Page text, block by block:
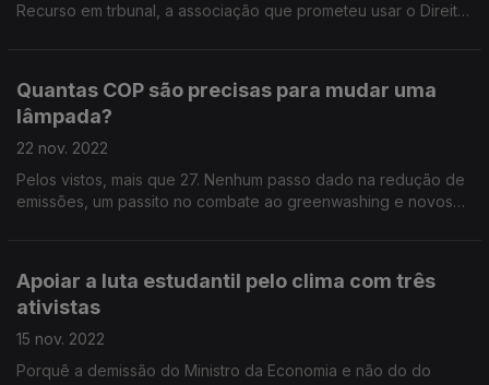
Recurso em trbunal, a associação que prometeu usar o Direito
Quantas COP são precisas para mudar uma
lâmpada?
22 nov. 2022
Pelos vistos, mais que 27. Nenhum passo dado na redução de
emissões, um passito no combate ao greenwashing e novos
Apoiar a luta estudantil pelo clima com três
ativistas
15 nov. 2022
Porquê a demissão do Ministro da Economia e não do do